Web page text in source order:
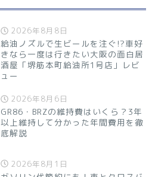
2026年8月8日
給油ノズルで生ビールを注ぐ!?車好
きなら一度は行きたい大阪の面白居
酒屋「堺筋本町給油所1号店」レビ
ュー
2026年8月6日
GR86・BRZの維持費はいくら？3年
以上維持して分かった年間費用を徹
底解説
2026年8月1日